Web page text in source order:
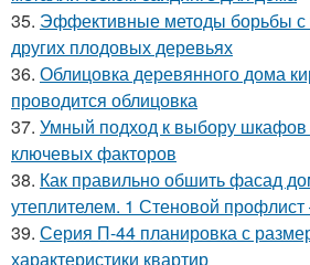
35. Эффективные методы борьбы с
других плодовых деревьях
36. Облицовка деревянного дома
проводится облицовка
37. Умный подход к выбору шкафов
ключевых факторов
38. Как правильно обшить фасад
утеплителем. 1 Стеновой профлист
39. Серия П-44 планировка с
характеристики квартир